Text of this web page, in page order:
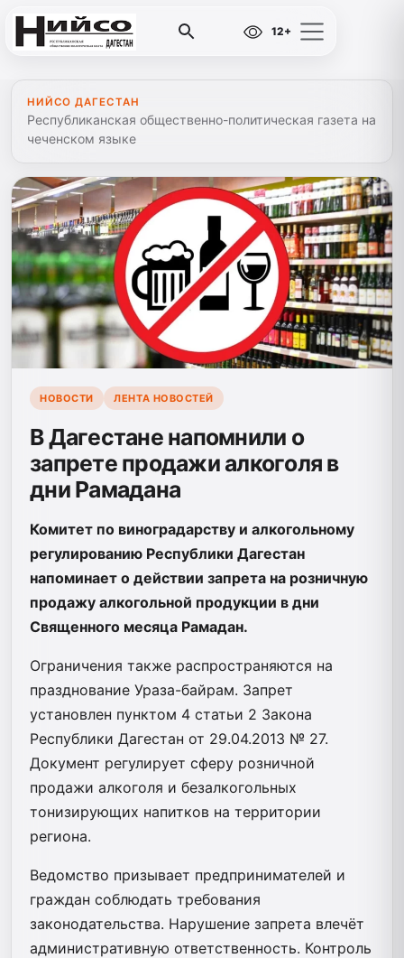
12+
НИЙСО ДАГЕСТАН
Республиканская общественно-политическая газета на
чеченском языке
НОВОСТИ ЛЕНТА НОВОСТЕЙ
В Дагестане напомнили о
запрете продажи алкоголя в
дни Рамадана
Комитет по виноградарству и алкогольному
регулированию Республики Дагестан
напоминает о действии запрета на розничную
продажу алкогольной продукции в дни
Священного месяца Рамадан.
Ограничения также распространяются на
празднование Ураза-байрам. Запрет
установлен пунктом 4 статьи 2 Закона
Республики Дагестан от 29.04.2013 № 27.
Документ регулирует сферу розничной
продажи алкоголя и безалкогольных
тонизирующих напитков на территории
региона.
Ведомство призывает предпринимателей и
граждан соблюдать требования
законодательства. Нарушение запрета влечёт
административную ответственность. Контроль